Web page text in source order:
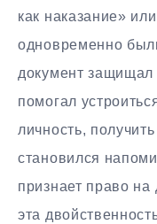
как наказание»
одновременно
документ защищал
помогал
личность,
становился
признает право
эта